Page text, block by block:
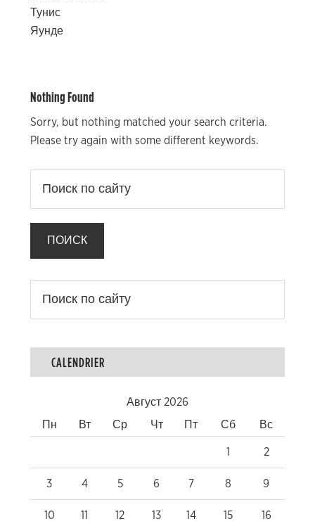
Тунис
Яунде
Nothing Found
Sorry, but nothing matched your search criteria.
Please try again with some different keywords.
CALENDRIER
Август 2026
Пн
Вт Ср Чт Пт Сб Вс
1 2
3 4 5 6 7 8 9
10 11 12 13 14 15 16